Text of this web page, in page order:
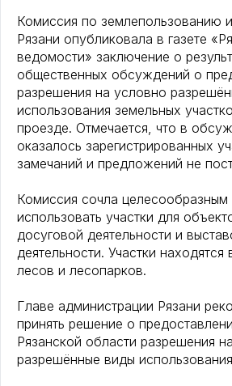
Комиссия по землепользованию
Рязани опубликовала в газете
ведомости» заключение о
общественных обсуждений о
разрешения на условно
использования земельных
проезде. Отмечается, что в
оказалось зарегистрированных
замечаний и предложений не
Комиссия сочла целесообразным
использовать участки для
досуговой деятельности и
деятельности. Участки находятся
лесов и лесопарков.
Главе администрации Рязани
принять решение о
Рязанской области разрешения
разрешённые виды